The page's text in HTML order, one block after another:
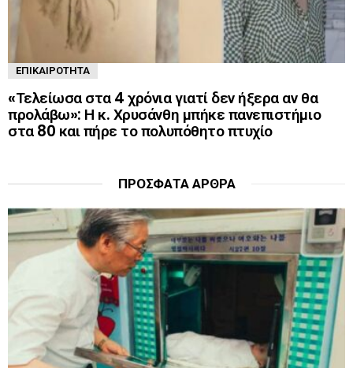
ΕΠΙΚΑΙΡΌΤΗΤΑ
«Τελείωσα στα 4 χρόνια γιατί δεν ήξερα αν θα
προλάβω»: Η κ. Χρυσάνθη μπήκε πανεπιστήμιο
στα 80 και πήρε το πολυπόθητο πτυχίο
ΠΡΌΣΦΑΤΑ ΆΡΘΡΑ